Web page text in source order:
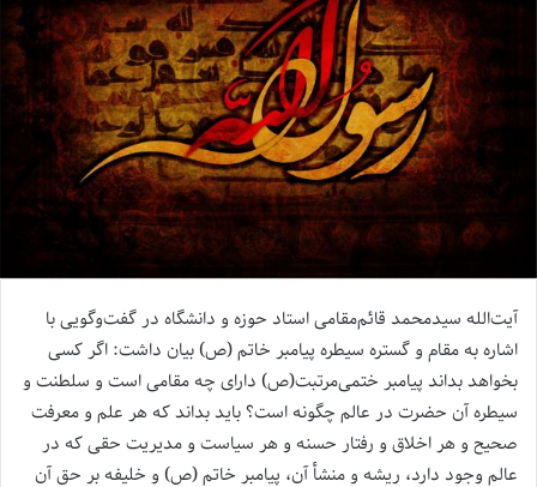
آیت‌الله سیدمحمد قائم‌مقامی استاد حوزه و دانشگاه در گفت‌وگویی با
اشاره به مقام و گستره سیطره پیامبر خاتم (ص) بیان داشت: اگر کسی
بخواهد بداند پیامبر ختمی‌مرتبت(ص) دارای چه مقامی‌ است و سلطنت و
سیطره آن حضرت در عالم چگونه است؟ باید بداند که هر علم و معرفت
صحیح و هر اخلاق و رفتار حسنه و هر سیاست و مدیریت حقی که در
عالم وجود دارد، ریشه و منشأ آن، پیامبر خاتم (ص) و خلیفه بر حق آن